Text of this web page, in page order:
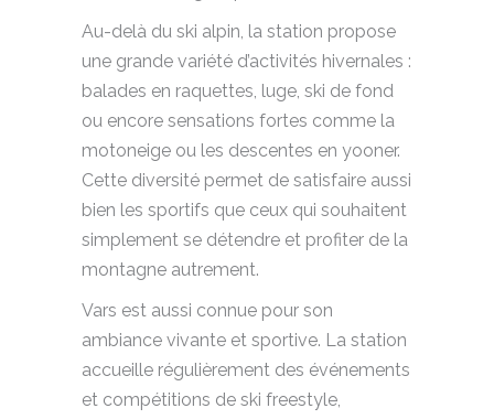
Au-delà du ski alpin, la station propose
une grande variété d’activités hivernales :
balades en raquettes, luge, ski de fond
ou encore sensations fortes comme la
motoneige ou les descentes en yooner.
Cette diversité permet de satisfaire aussi
bien les sportifs que ceux qui souhaitent
simplement se détendre et profiter de la
montagne autrement.
Vars est aussi connue pour son
ambiance vivante et sportive. La station
accueille régulièrement des événements
et compétitions de ski freestyle,